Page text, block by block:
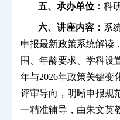
五、承办单位：科
六、讲座内容： 系
申报最新政策系统解读
围、年龄要求、学科设
年与2026年政策关键变
评审导向，明晰申报规
一精准辅导，由朱文英